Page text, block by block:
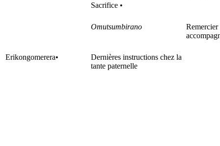
Sacrifice •
Omutsumbirano
Remercier
Erikongomerera•
Dernières instructions chez la
tante paternelle